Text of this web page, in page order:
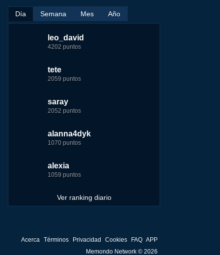
Día
leo_david
4202 puntos
tete
2059 puntos
saray
2052 puntos
alanna4dyk
1070 puntos
alexia
1059 puntos
Ver ranking diario
Semana
leo_david
21926 puntos
fer
7229 puntos
tete
6233 puntos
123dale
5192 puntos
saray
5183 puntos
Mes
leo_david
33385 puntos
jeremy_malpieu
15444 puntos
tete
8301 puntos
123dale
8290 puntos
fer
8283 puntos
Año
nomedigas
339916 puntos
jeremy_malpieu
263186 puntos
Baba
252929 puntos
john
244881 puntos
fer
236750 puntos
Acerca Términos Privacidad Cookies FAQ APP
Memondo Network © 2026